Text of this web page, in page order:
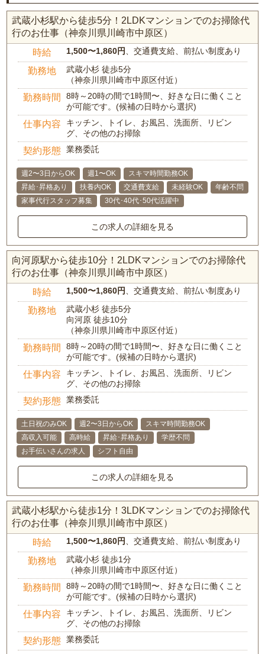
武蔵小杉駅から徒歩5分！2LDKマンションでのお掃除代
行のお仕事（神奈川県川崎市中原区）
時給 1,500〜1,860円 、交通費支給、前払い制度あり
勤務地
武蔵小杉 徒歩5分
（神奈川県川崎市中原区付近）
勤務時間
8時～20時の間で1時間〜、好きな日に働くこと
が可能です。(候補の日時から選択)
仕事内容
キッチン、トイレ、お風呂、洗面所、リビン
グ、その他のお掃除
契約形態 業務委託
週2〜3日からOK 週1〜OK
スキマ時間勤務OK
昇給･昇格あり
扶養内OK 交通費支給 未経験OK
年齢不問
家事代行スタッフ募集
30代･40代･50代活躍中
この求人の詳細を見る
向河原駅から徒歩10分！2LDKマンションでのお掃除代
行のお仕事（神奈川県川崎市中原区）
時給 1,500〜1,860円 、交通費支給、前払い制度あり
勤務地
武蔵小杉 徒歩5分
向河原 徒歩10分
（神奈川県川崎市中原区付近）
勤務時間
8時～20時の間で1時間〜、好きな日に働くこと
が可能です。(候補の日時から選択)
仕事内容
キッチン、トイレ、お風呂、洗面所、リビン
グ、その他のお掃除
契約形態 業務委託
土日祝のみOK 週2〜3日からOK
スキマ時間勤務OK
高収入可能
高時給 昇給･昇格あり
学歴不問
お手伝いさんの求人
シフト自由
この求人の詳細を見る
武蔵小杉駅から徒歩1分！3LDKマンションでのお掃除代
行のお仕事（神奈川県川崎市中原区）
時給 1,500〜1,860円 、交通費支給、前払い制度あり
勤務地
武蔵小杉 徒歩1分
（神奈川県川崎市中原区付近）
勤務時間
8時～20時の間で1時間〜、好きな日に働くこと
が可能です。(候補の日時から選択)
仕事内容
キッチン、トイレ、お風呂、洗面所、リビン
グ、その他のお掃除
契約形態 業務委託